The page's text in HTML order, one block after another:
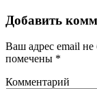
Добавить
Ваш адрес email не
помечены *
Комментарий